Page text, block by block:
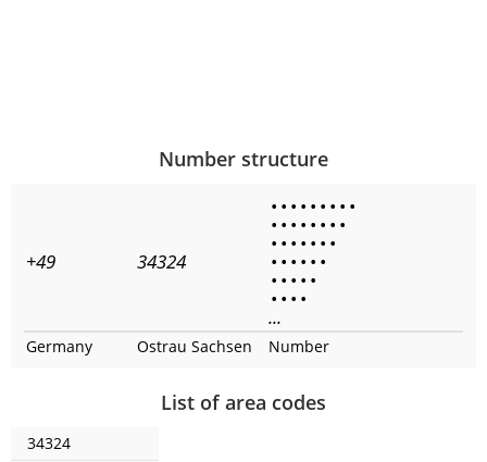
Number structure
+49 34324
• • • • • • • • •
• • • • • • • •
• • • • • • •
• • • • • •
• • • • •
• • • •
...
Germany Ostrau Sachsen Number
List of area codes
34324